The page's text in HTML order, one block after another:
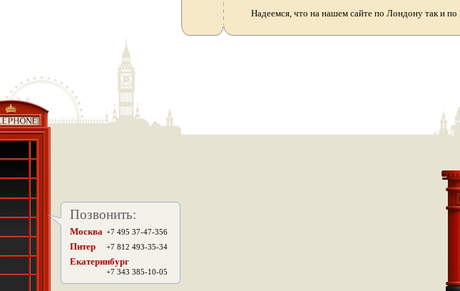
Надеемся, что на нашем сайте по Лондону так и
Позвонить:
Москва +7 495 37-47-356
Питер +7 812 493-35-34
Екатеринбург
+7 343 385-10-05